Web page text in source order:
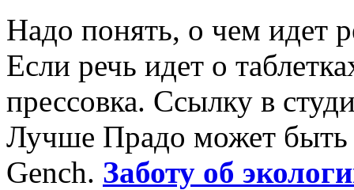
Надо понять, о чем идет
Если речь идет о
прессовка. Ссылку в
Лучше Прадо может
Gench. Заботу об